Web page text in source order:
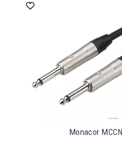
Monacor